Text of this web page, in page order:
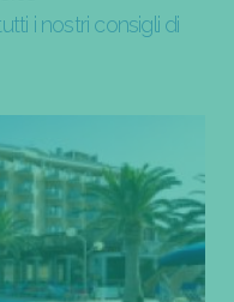
i nostri consigli di